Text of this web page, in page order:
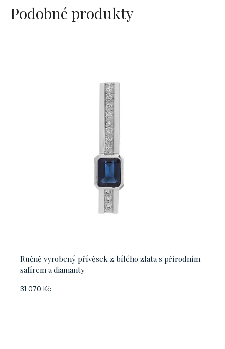
Podobné produkty
Ručně vyrobený přívěsek z bílého zlata s přírodním
safírem a diamanty
31 070 Kč